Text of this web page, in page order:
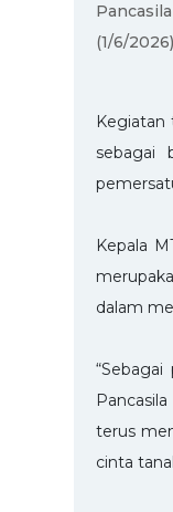
(1/6/
sebagai
Kepala
dalam
terus
cinta